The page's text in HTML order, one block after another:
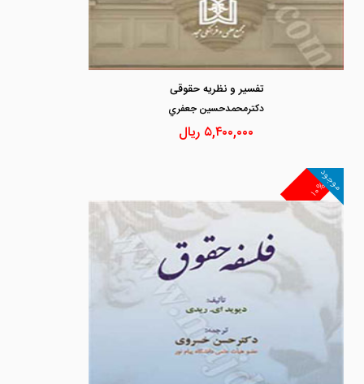
تفسیر و نظریه حقوقی
دكترمحمدحسين جعفري
۵,۴۰۰,۰۰۰ ریال
۱۰%
موجود